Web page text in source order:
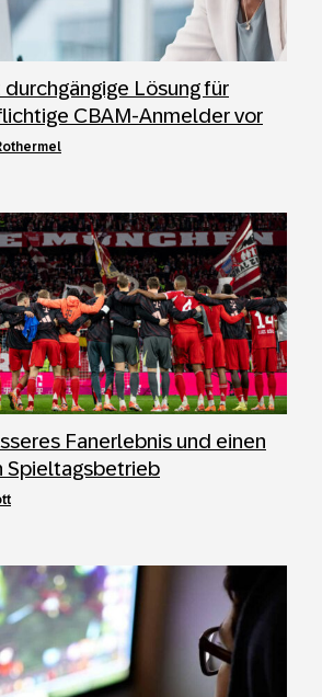
Lösung für
CBAM-Anmelder vor
Fanerlebnis und einen
Spieltagsbetrieb